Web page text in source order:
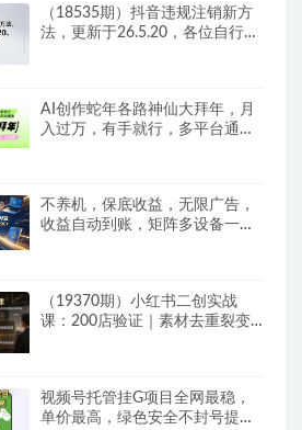
（18535期）抖音违规注销新方
法，更新于26.5.20，各位自行测
AI创作蛇年各路神仙大拜年，月
入过万，有手就行，多平台通
不养机，保底收益，无限广告，
收益自动到账，矩阵多设备一天
（19370期）小红书二创实战
课：200店验证｜素材去重裂变
视频号托管挂G项目全网最稳，
单价最高，绿色安全不封号提现